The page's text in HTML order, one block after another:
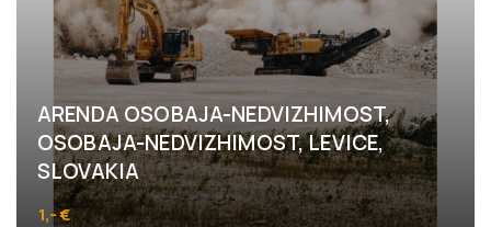
ARENDA OSOBAJA-NEDVIZHIMOST,
OSOBAJA-NEDVIZHIMOST, LEVICE,
SLOVAKIA
1,- €